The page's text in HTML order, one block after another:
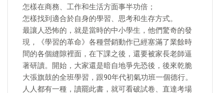
怎樣在商務、工作和生活方面事半功倍；
怎樣找到適合於自身的學習、思考和生存方式。
最讓人恐怖的，就是當時的中小學生，他們驚奇的發
現，《學習的革命》各種營銷動作已經塞滿了業餘時
間的各個縫隙裡面，在下課之後，還要被家長老師逼
著研讀。開始，大家還是暗自地爭先恐後，後來乾脆
大張旗鼓的全班學習，跟90年代初氣功班一個德行。
人人都有一種，讀罷此書，就可看破試卷、直達考場